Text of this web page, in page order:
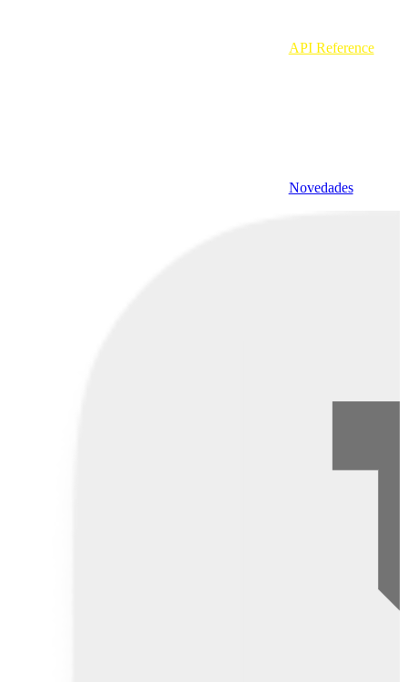
API Reference
Novedades